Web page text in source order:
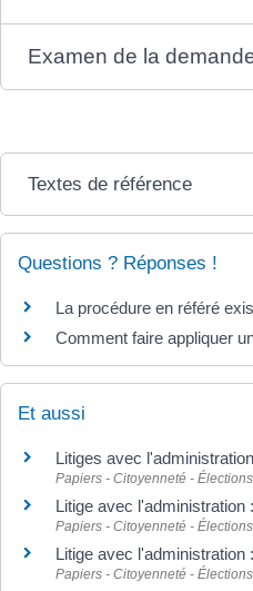
Examen de la
Textes de référence
Questions ? Réponses !
La procédure en référé
Comment faire appliquer
Et aussi
Litiges avec
Papiers - Citoyenneté - Élections
Litige avec l'administration
Papiers - Citoyenneté - Élections
Litige avec l'administration
Papiers - Citoyenneté - Élections